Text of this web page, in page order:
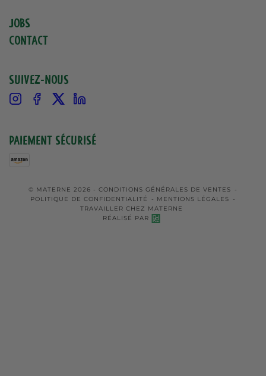
Jobs
Contact
Suivez-nous
InstagramFacebook
X Linkedin
Paiement sécurisé
© MATERNE 2026 - CONDITIONS GÉNÉRALES DE VENTES
-
POLITIQUE DE CONFIDENTIALITÉ
- MENTIONS LÉGALES
-
TRAVAILLER CHEZ MATERNE
RÉALISÉ PAR